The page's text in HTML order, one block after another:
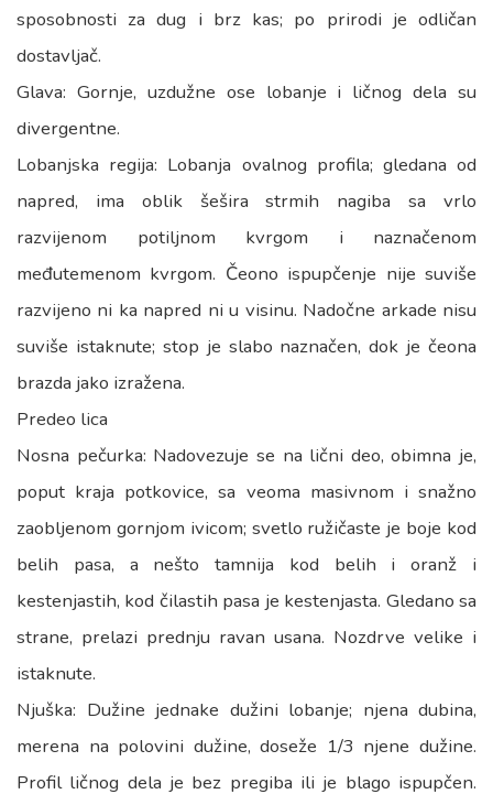
sposobnosti za dug i brz kas; po prirodi je odličan
dostavljač.
Glava: Gornje, uzdužne ose lobanje i ličnog dela su
divergentne.
Lobanjska regija: Lobanja ovalnog profila; gledana od
napred, ima oblik šešira strmih nagiba sa vrlo
razvijenom potiljnom kvrgom i naznačenom
međutemenom kvrgom. Čeono ispupčenje nije suviše
razvijeno ni ka napred ni u visinu. Nadočne arkade nisu
suviše istaknute; stop je slabo naznačen, dok je čeona
brazda jako izražena.
Predeo lica
Nosna pečurka: Nadovezuje se na lični deo, obimna je,
poput kraja potkovice, sa veoma masivnom i snažno
zaobljenom gornjom ivicom; svetlo ružičaste je boje kod
belih pasa, a nešto tamnija kod belih i oranž i
kestenjastih, kod čilastih pasa je kestenjasta. Gledano sa
strane, prelazi prednju ravan usana. Nozdrve velike i
istaknute.
Njuška: Dužine jednake dužini lobanje; njena dubina,
merena na polovini dužine, doseže 1/3 njene dužine.
Profil ličnog dela je bez pregiba ili je blago ispupčen.